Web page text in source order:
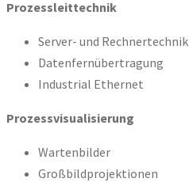
Prozessleittechnik
Server- und Rechnertechnik
Datenfernübertragung
Industrial Ethernet
Prozessvisualisierung
Wartenbilder
Großbildprojektionen